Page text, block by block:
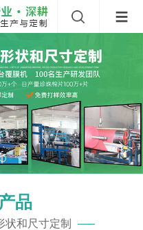
品
状和尺寸定制